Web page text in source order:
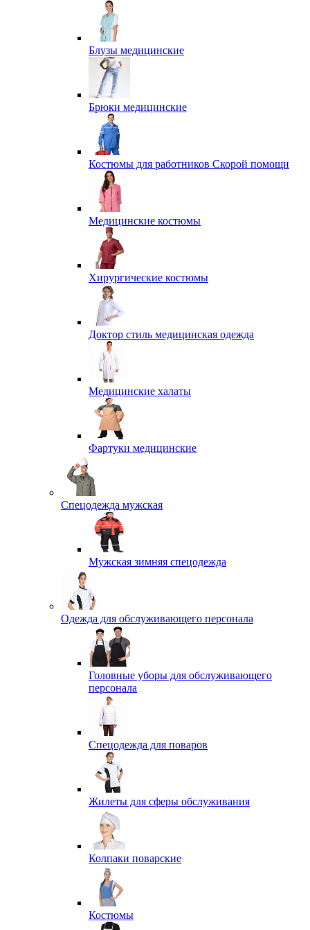
Блузы медицинские
Брюки медицинские
Костюмы для работников Скорой помощи
Медицинские костюмы
Хирургические костюмы
Доктор стиль медицинская одежда
Медицинские халаты
Фартуки медицинские
Спецодежда мужская
Мужская зимняя спецодежда
Одежда для обслуживающего персонала
Головные уборы для обслуживающего
персонала
Спецодежда для поваров
Жилеты для сферы обслуживания
Колпаки поварские
Костюмы